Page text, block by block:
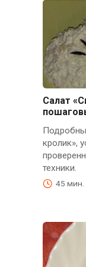
Салат
кролик»,
техники.
45 мин.